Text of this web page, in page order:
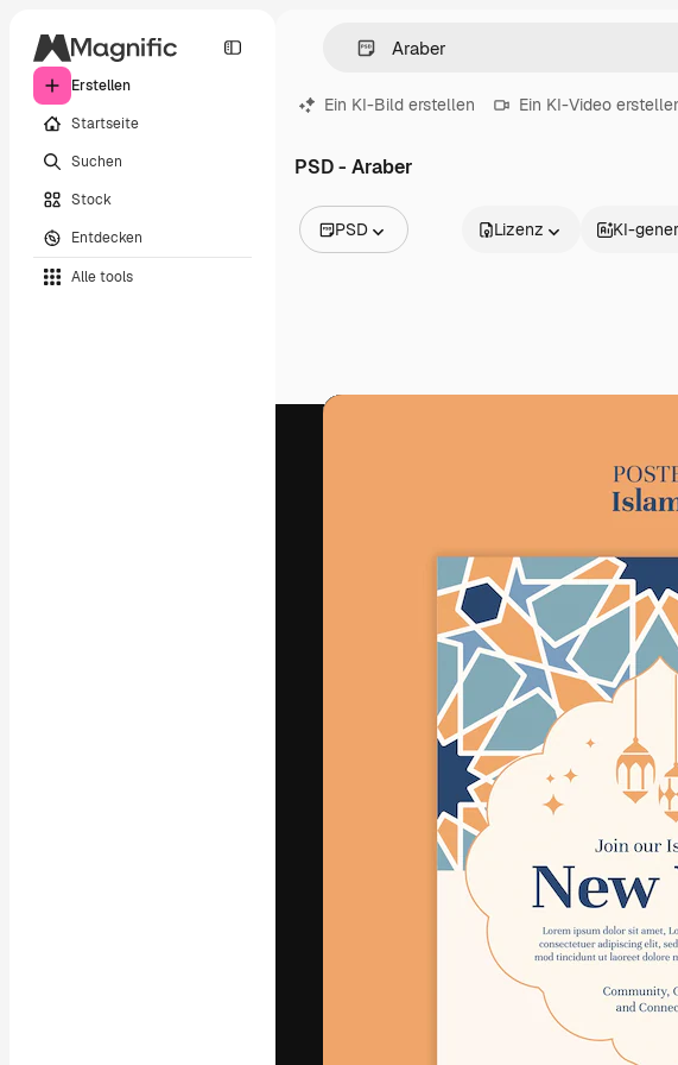
Erstellen
Startseite
Suchen
Stock
Entdecken
Alle tools
Ein KI-Bild erstellen Ein KI-Video
PSD - Araber
PSD
Videos
Lizenz KI-
Die kreative Plattform, um deine
Arbeit zu verwirklichen. Mehr als
Abonnenten unter Kreativen,
Agenturen und Studios.
Deutsch
Copyright © 2010-2026Freepik